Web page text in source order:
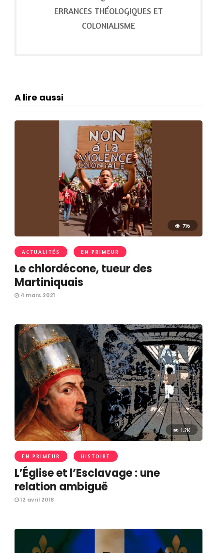
ERRANCES THÉOLOGIQUES ET
COLONIALISME
A lire aussi
716
ACTUALITÉS EN PRIMEUR
Le chlordécone, tueur des
Martiniquais
4 mars 2021
1.2K
EN PRIMEUR HISTOIRE
L’Église et l’Esclavage : une
relation ambiguë
12 avril 2018